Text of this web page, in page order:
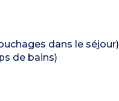
dans le séjour)
de bains)